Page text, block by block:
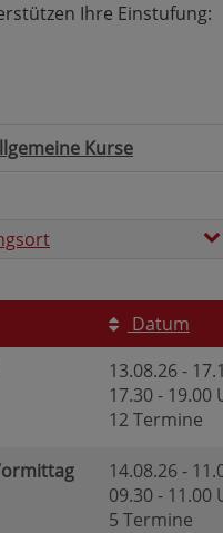
Ihre Einstufung:
Kurse
Datum
13.08.26 -
17.30 - 19.00
12 Termine
14.08.26 -
09.30 - 11.00
5 Termine